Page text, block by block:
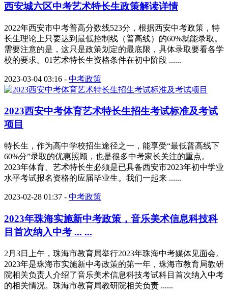
西安城六区中考艺术特长生政策解读详情
2022年西安市中考普高分数线523分，根据西安中考政策，特
长生理论上只要达到最低控制线（普高线）的60%就能录取。
需要注意的是，这只是政策划定的最底限，具体录取要看各学
校的要求。01艺术特长生资格条件在初中阶段 ......
2023-03-04 03:16 - 中考政策
2023西安中考体育艺术特长生招生考试标准及考试
项目
特长生，作为高中学校招生途径之一，能享受“最低普高线下
60%分”录取的优惠照顾，也是很多中考家长关注的重点。
2023年体育、艺术特长生必须是已具备西安市2023年初中学业
水平考试报名资格的应届毕业生。我们一起来 ......
2023-02-28 01:37 - 中考政策
2023年珠海实施新中考政策，音乐美术信息科技科
目首次纳入中考 ... ...
2月3日上午，珠海市教育局举行2023年珠海中考媒体见面会。
2023年是珠海市实施新中考政策的第一年，珠海市教育局教研
院相关负责人介绍了音乐美术信息科技考试科目首次纳入中考
的相关情况。珠海市教育局教研院相关负责 ......